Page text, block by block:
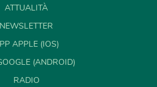
ATTUALITÀ
NEWSLETTER
APPLE (IOS)
(ANDROID)
RADIO